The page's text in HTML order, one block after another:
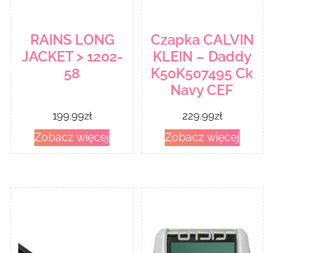
RAINS LONG
JACKET > 1202-
58
199.99zł
Zobacz więcej
Czapka CALVIN
KLEIN – Daddy
K50K507495 Ck
Navy CEF
229.99zł
Zobacz więcej